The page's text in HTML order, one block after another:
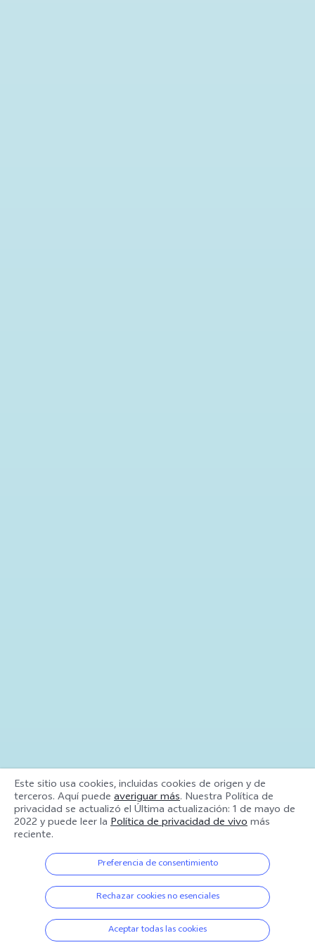
Este sitio usa cookies, incluidas cookies de origen y de
terceros. Aquí puede averiguar más. Nuestra Política de
privacidad se actualizó el Última actualización: 1 de mayo de
2022 y puede leer la Política de privacidad de vivomás
reciente.
Preferencia de consentimiento
Rechazar cookies no esenciales
Aceptar todas las cookies